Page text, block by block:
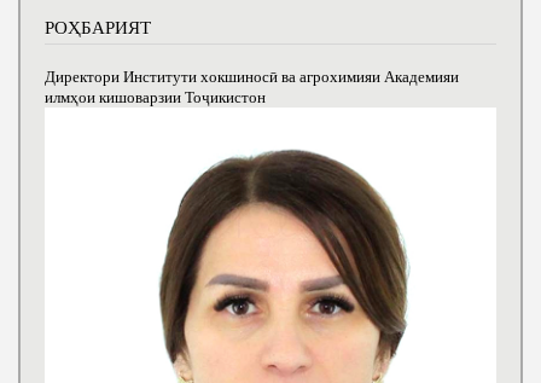
РОҲБАРИЯТ
Директори Институти хокшиносӣ ва агрохимияи Академияи
илмҳои кишоварзии Тоҷикистон